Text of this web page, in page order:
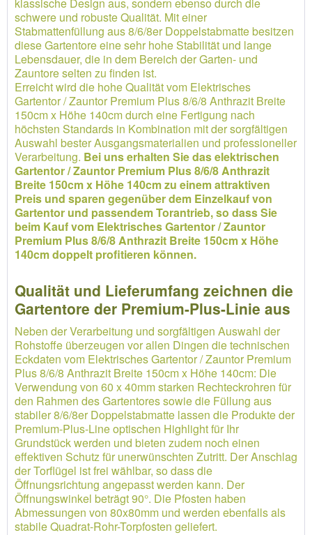
schwere und robuste Qualität. Mit einer
Stabmattenfüllung aus 8/6/8er Doppelstabmatte besitzen
diese Gartentore eine sehr hohe Stabilität und lange
Lebensdauer, die in dem Bereich der Garten- und
Zauntore selten zu finden ist.
Erreicht wird die hohe Qualität vom Elektrisches
Gartentor / Zauntor Premium Plus 8/6/8 Anthrazit Breite
150cm x Höhe 140cm durch eine Fertigung nach
höchsten Standards in Kombination mit der sorgfältigen
Auswahl bester Ausgangsmaterialien und professioneller
Verarbeitung. Bei uns erhalten Sie das elektrischen
Gartentor / Zauntor Premium Plus 8/6/8 Anthrazit
Breite 150cm x Höhe 140cm zu einem attraktiven
Preis und sparen gegenüber dem Einzelkauf von
Gartentor und passendem Torantrieb, so dass Sie
beim Kauf vom Elektrisches Gartentor / Zauntor
Premium Plus 8/6/8 Anthrazit Breite 150cm x Höhe
140cm doppelt profitieren können.
Qualität und Lieferumfang zeichnen die
Gartentore der Premium-Plus-Linie aus
Neben der Verarbeitung und sorgfältigen Auswahl der
Rohstoffe überzeugen vor allen Dingen die technischen
Eckdaten vom Elektrisches Gartentor / Zauntor Premium
Plus 8/6/8 Anthrazit Breite 150cm x Höhe 140cm: Die
Verwendung von 60 x 40mm starken Rechteckrohren für
den Rahmen des Gartentores sowie die Füllung aus
stabiler 8/6/8er Doppelstabmatte lassen die Produkte der
Premium-Plus-Line optischen Highlight für Ihr
Grundstück werden und bieten zudem noch einen
effektiven Schutz für unerwünschten Zutritt. Der Anschlag
der Torflügel ist frei wählbar, so dass die
Öffnungsrichtung angepasst werden kann. Der
Öffnungswinkel beträgt 90°. Die Pfosten haben
Abmessungen von 80x80mm und werden ebenfalls als
stabile Quadrat-Rohr-Torpfosten geliefert.